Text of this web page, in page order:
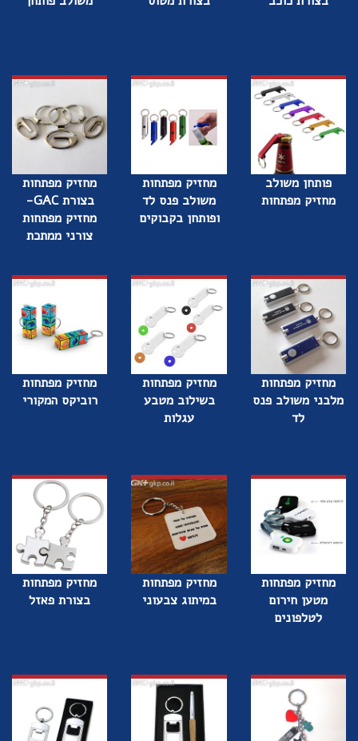
פותחן משולב
מחזיק מפתחות
מחזיק מפתחות
משולב פנס לד
ופותחן בקבוקים
מחזיק מפתחות
בצורת GAC-
מחזיק מפתחות
צורני ממתכת
מחזיק מפתחות
מלבני משולב פנס
לד
מחזיק מפתחות
בשילוב מטבע
עגלות
מחזיק מפתחות
רוביקס המקורי
מחזיק מפתחות
מטען חירום
לטלפונים
מחזיק מפתחות
במיתוג צבעוני
מחזיק מפתחות
בצורת פאזל